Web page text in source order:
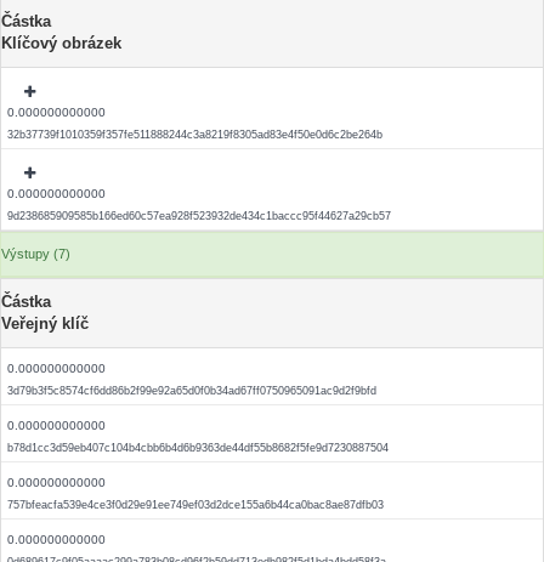
Částka
Klíčový obrázek
0.000000000000
32b37739f1010359f357fe511888244c3a8219f8305ad83e4f50e0d6c2be264b
0.000000000000
9d238685909585b166ed60c57ea928f523932de434c1baccc95f44627a29cb57
Výstupy (7)
Částka
Veřejný klíč
0.000000000000
3d79b3f5c8574cf6dd86b2f99e92a65d0f0b34ad67ff0750965091ac9d2f9bfd
0.000000000000
b78d1cc3d59eb407c104b4cbb6b4d6b9363de44df55b8682f5fe9d7230887504
0.000000000000
757bfeacfa539e4ce3f0d29e91ee749ef03d2dce155a6b44ca0bac8ae87dfb03
0.000000000000